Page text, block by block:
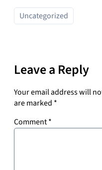
Uncategorized
Leave a Reply
Your email address will
are marked *
Comment*